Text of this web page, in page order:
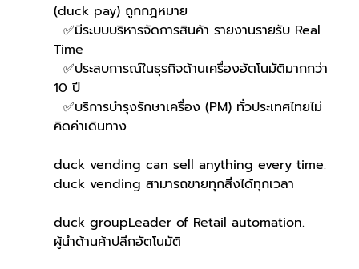
(duck pay) ถูกกฎหมาย
Time
10 ปี
คิดค่าเดินทาง
duck vending can sell anything every time.
duck vending สามารถขายทุกสิ่งได้ทุกเวลา
duck groupLeader of Retail automation.
ผู้นำด้านค้าปลีกอัตโนมัติ